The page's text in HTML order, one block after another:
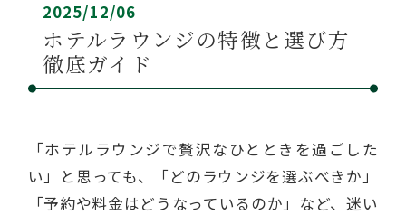
2025/12/06
ホテルラウンジの特徴と選び方
徹底ガイド
「ホテルラウンジで贅沢なひとときを過ごした
い」と思っても、「どのラウンジを選ぶべきか」
「予約や料金はどうなっているのか」など、迷い